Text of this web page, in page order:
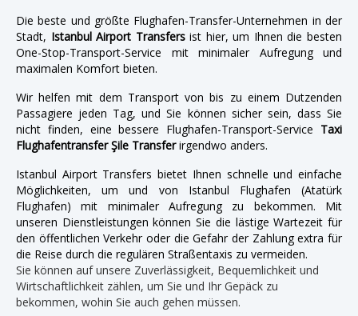
Die beste und größte Flughafen-Transfer-Unternehmen in der
Stadt, Istanbul Airport Transfersist hier, um Ihnen die besten
One-Stop-Transport-Service mit minimaler Aufregung und
maximalen Komfort bieten.
Wir helfen mit dem Transport von bis zu einem Dutzenden
Passagiere jeden Tag, und Sie können sicher sein, dass Sie
nicht finden, eine bessere Flughafen-Transport-Service Taxi
Flughafentransfer Şile Transferirgendwo anders.
Istanbul Airport Transfers bietet Ihnen schnelle und einfache
Möglichkeiten, um und von Istanbul Flughafen (Atatürk
Flughafen) mit minimaler Aufregung zu bekommen. Mit
unseren Dienstleistungen können Sie die lästige Wartezeit für
den öffentlichen Verkehr oder die Gefahr der Zahlung extra für
die Reise durch die regulären Straßentaxis zu vermeiden.
Sie können auf unsere Zuverlässigkeit, Bequemlichkeit und
Wirtschaftlichkeit zählen, um Sie und Ihr Gepäck zu
bekommen, wohin Sie auch gehen müssen.